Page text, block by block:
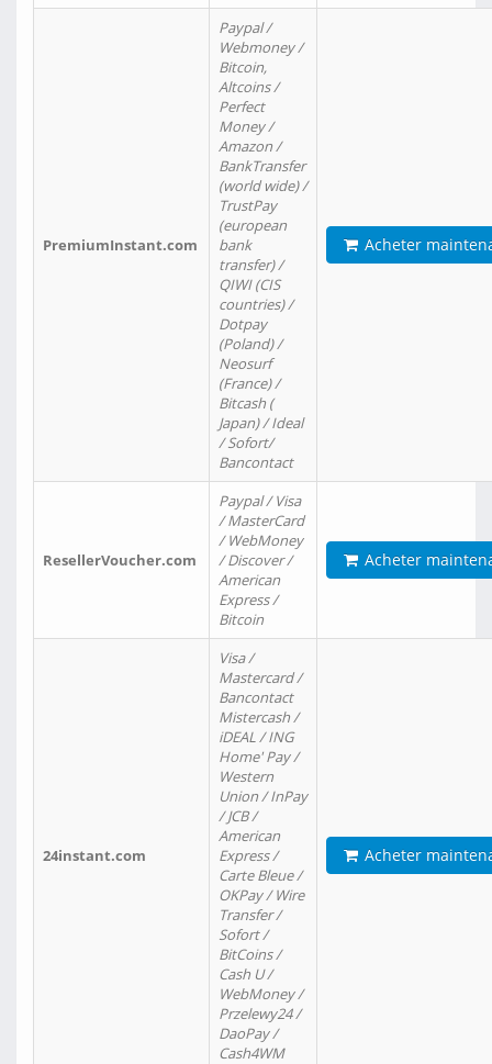
PremiumInstant.com
Paypal /
Webmoney /
Bitcoin,
Altcoins /
Perfect
Money /
Amazon /
BankTransfer
(world wide) /
TrustPay
(european
bank
transfer) /
QIWI (CIS
countries) /
Dotpay
(Poland) /
Neosurf
(France) /
Bitcash (
Japan) / Ideal
/ Sofort/
Bancontact
Acheter
ResellerVoucher.com
Paypal / Visa
/ MasterCard
/ WebMoney
/ Discover /
American
Express /
Bitcoin
Acheter
24instant.com
Visa /
Mastercard /
Bancontact
Mistercash /
iDEAL / ING
Home' Pay /
Western
Union / InPay
/ JCB /
American
Express /
Carte Bleue /
OKPay / Wire
Transfer /
Sofort /
BitCoins /
Cash U /
WebMoney /
Przelewy24 /
DaoPay /
Cash4WM
Acheter